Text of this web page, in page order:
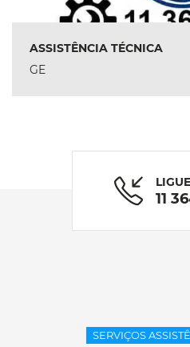
ASSISTÊNCIA TÉCNICA
GE
11
SERVIÇOS